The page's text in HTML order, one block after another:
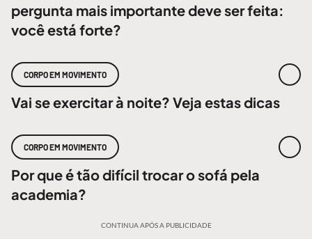
pergunta mais importante deve ser feita:
você está forte?
CORPO EM MOVIMENTO
Vai se exercitar à noite? Veja estas dicas
CORPO EM MOVIMENTO
Por que é tão difícil trocar o sofá pela
academia?
CONTINUA APÓS A PUBLICIDADE